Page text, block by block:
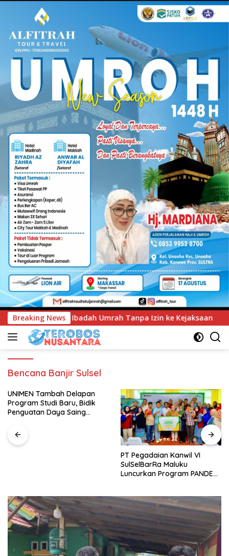
Breaking News
Tanpa Izin ke Kejaksaan UNIMEN Tambah
Bencana Banjir Sulsel
UNIMEN Tambah Delapan
Program Studi Baru, Bidik
Penguatan Daya Saing
PT Pegadaian Kanwil VI
SulSelBarRa Maluku
Luncurkan Program PANDE